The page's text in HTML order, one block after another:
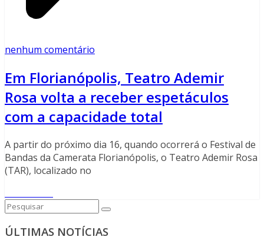
nenhum comentário
Em Florianópolis, Teatro Ademir
Rosa volta a receber espetáculos
com a capacidade total
A partir do próximo dia 16, quando ocorrerá o Festival de
Bandas da Camerata Florianópolis, o Teatro Ademir Rosa
(TAR), localizado no
ÚLTIMAS NOTÍCIAS